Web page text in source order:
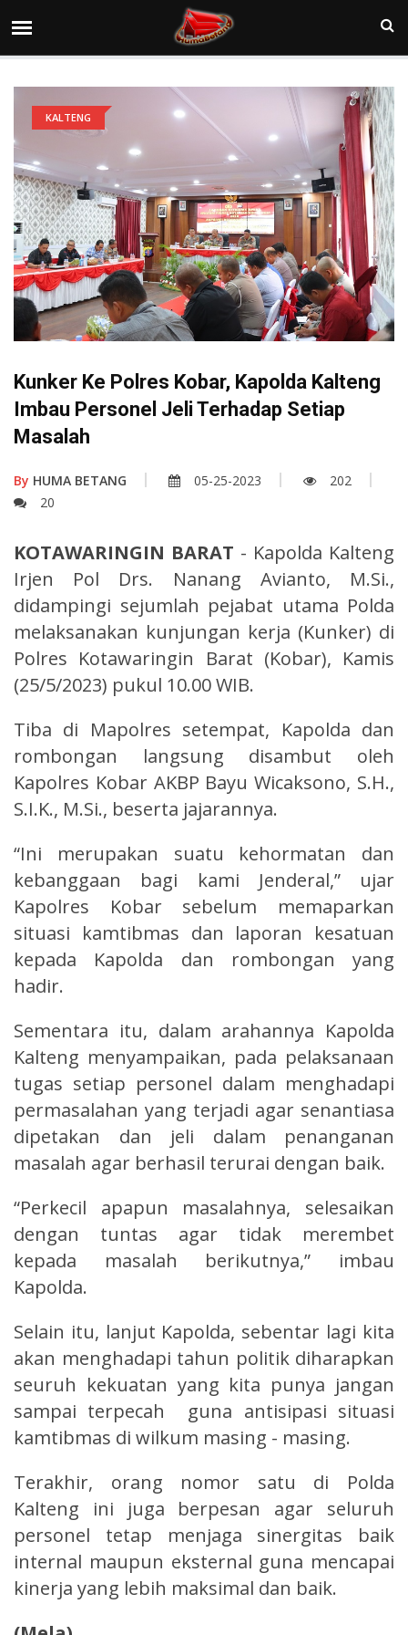
KALTENG
Kunker Ke Polres Kobar, Kapolda Kalteng
Imbau Personel Jeli Terhadap Setiap
Masalah
By HUMA BETANG 05-25-2023
202
20
KOTAWARINGIN BARAT - Kapolda Kalteng
Irjen Pol Drs. Nanang Avianto, M.Si.,
didampingi sejumlah pejabat utama Polda
melaksanakan kunjungan kerja (Kunker) di
Polres Kotawaringin Barat (Kobar), Kamis
(25/5/2023) pukul 10.00 WIB.
Tiba di Mapolres setempat, Kapolda dan
rombongan langsung disambut oleh
Kapolres Kobar AKBP Bayu Wicaksono, S.H.,
S.I.K., M.Si., beserta jajarannya.
“Ini merupakan suatu kehormatan dan
kebanggaan bagi kami Jenderal,” ujar
Kapolres Kobar sebelum memaparkan
situasi kamtibmas dan laporan kesatuan
kepada Kapolda dan rombongan yang
hadir.
Sementara itu, dalam arahannya Kapolda
Kalteng menyampaikan, pada pelaksanaan
tugas setiap personel dalam menghadapi
permasalahan yang terjadi agar senantiasa
dipetakan dan jeli dalam penanganan
masalah agar berhasil terurai dengan baik.
“Perkecil apapun masalahnya, selesaikan
dengan tuntas agar tidak merembet
kepada masalah berikutnya,” imbau
Kapolda.
Selain itu, lanjut Kapolda, sebentar lagi kita
akan menghadapi tahun politik diharapkan
seuruh kekuatan yang kita punya jangan
sampai terpecah guna antisipasi situasi
kamtibmas di wilkum masing - masing.
Terakhir, orang nomor satu di Polda
Kalteng ini juga berpesan agar seluruh
personel tetap menjaga sinergitas baik
internal maupun eksternal guna mencapai
kinerja yang lebih maksimal dan baik.